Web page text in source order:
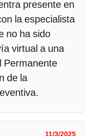
presente en
la especialista
no ha sido
virtual a una
Permanente
de la
11/3/2025